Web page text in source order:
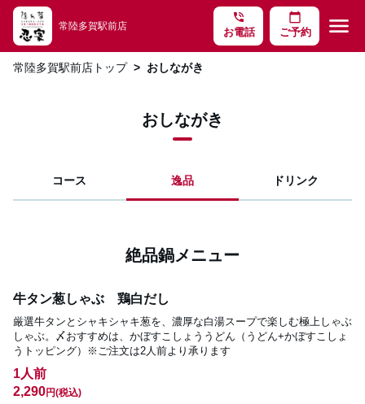
phone_in_talk
お電話
calendar_today
ご予約 menu
常陸多賀駅前店
常陸多賀駅前店トップ おしながき
おしながき
コース 逸品 ドリンク
絶品鍋メニュー
牛タン葱しゃぶ 鶏白だし
厳選牛タンとシャキシャキ葱を、濃厚な白湯スープで楽しむ極上しゃぶ
しゃぶ。〆おすすめは、かぼすこしょううどん（うどん+かぼすこしょ
うトッピング）※ご注文は2人前より承ります
1人前
2,290円(税込)